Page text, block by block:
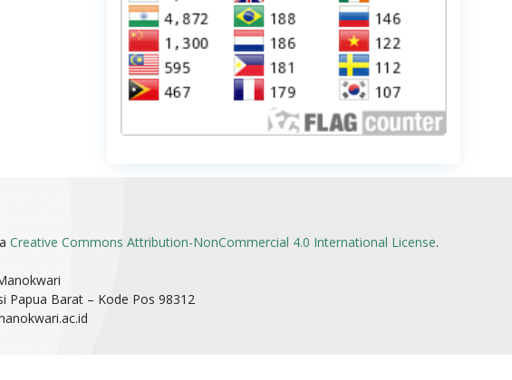
Creative Commons Attribution-NonCommercial 4.0 International License.
Papua Barat – Kode Pos 98312